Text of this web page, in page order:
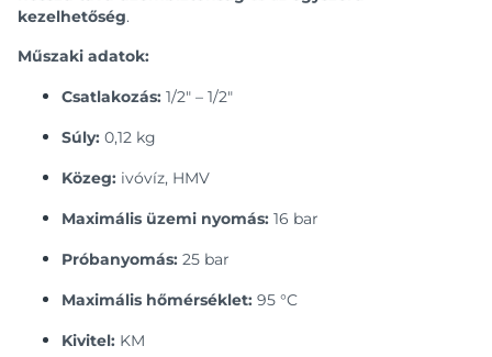
kezelhetőség.
Műszaki adatok:
Csatlakozás: 1/2″ – 1/2″
Súly: 0,12 kg
Közeg: ivóvíz, HMV
Maximális üzemi nyomás: 16 bar
Próbanyomás: 25 bar
Maximális hőmérséklet: 95 °C
Kivitel: KM